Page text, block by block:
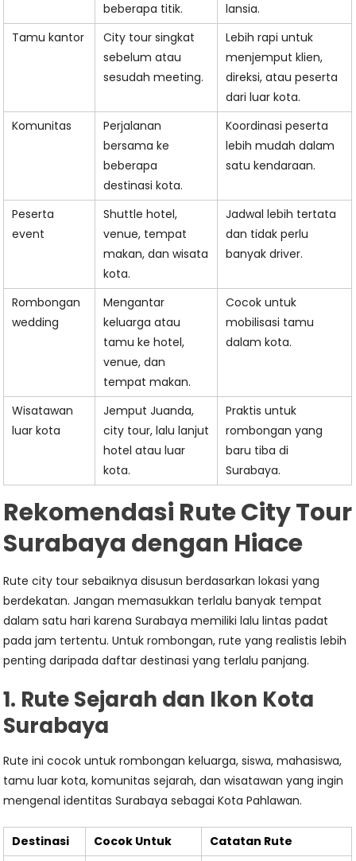
beberapa titik.
lansia.
Tamu kantor
City tour singkat
sebelum atau
sesudah meeting.
Lebih rapi untuk
menjemput klien,
direksi, atau peserta
dari luar kota.
Komunitas
Perjalanan
bersama ke
beberapa
destinasi kota.
Koordinasi peserta
lebih mudah dalam
satu kendaraan.
Peserta
event
Shuttle hotel,
venue, tempat
makan, dan wisata
kota.
Jadwal lebih tertata
dan tidak perlu
banyak driver.
Rombongan
wedding
Mengantar
keluarga atau
tamu ke hotel,
venue, dan
tempat makan.
Cocok untuk
mobilisasi tamu
dalam kota.
Wisatawan
luar kota
Jemput Juanda,
city tour, lalu lanjut
hotel atau luar
kota.
Praktis untuk
rombongan yang
baru tiba di
Surabaya.
Rekomendasi Rute City Tour
Surabaya dengan Hiace
Rute city tour sebaiknya disusun berdasarkan lokasi yang
berdekatan. Jangan memasukkan terlalu banyak tempat
dalam satu hari karena Surabaya memiliki lalu lintas padat
pada jam tertentu. Untuk rombongan, rute yang realistis lebih
penting daripada daftar destinasi yang terlalu panjang.
1. Rute Sejarah dan Ikon Kota
Surabaya
Rute ini cocok untuk rombongan keluarga, siswa, mahasiswa,
tamu luar kota, komunitas sejarah, dan wisatawan yang ingin
mengenal identitas Surabaya sebagai Kota Pahlawan.
Destinasi Cocok Untuk
Catatan Rute